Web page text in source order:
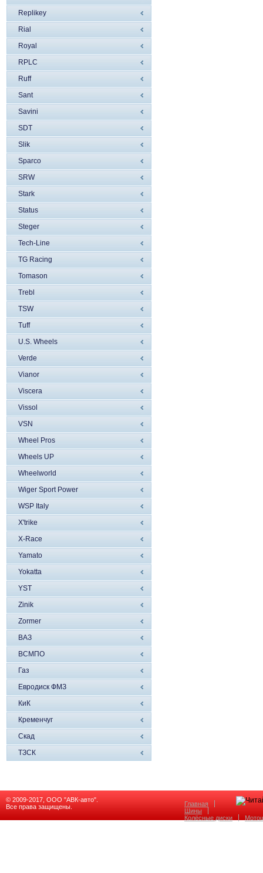
Replikey
Rial
Royal
RPLC
Ruff
Sant
Savini
SDT
Slik
Sparco
SRW
Stark
Status
Steger
Tech-Line
TG Racing
Tomason
Trebl
TSW
Tuff
U.S. Wheels
Verde
Vianor
Viscera
Vissol
VSN
Wheel Pros
Wheels UP
Wheelworld
Wiger Sport Power
WSP Italy
X'trike
X-Race
Yamato
Yokatta
YST
Zinik
Zormer
ВАЗ
ВСМПО
Газ
Евродиск ФМЗ
КиК
Кременчуг
Скад
ТЗСК
© 2009-2017, ООО "АВК-авто".
Все права защищены.
Главная
Шины
Колёсные диски